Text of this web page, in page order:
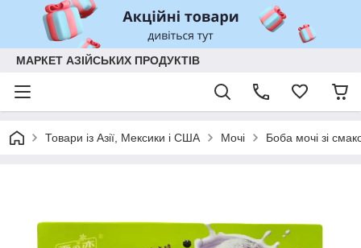
МАРКЕТ АЗІЙСЬКИХ ПРОДУКТІВ
Товари із Азії, Мексики і США Мочі Боба мочі зі